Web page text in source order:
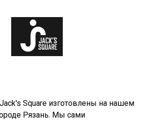
Square изготовлены на нашем
Рязань. Мы сами